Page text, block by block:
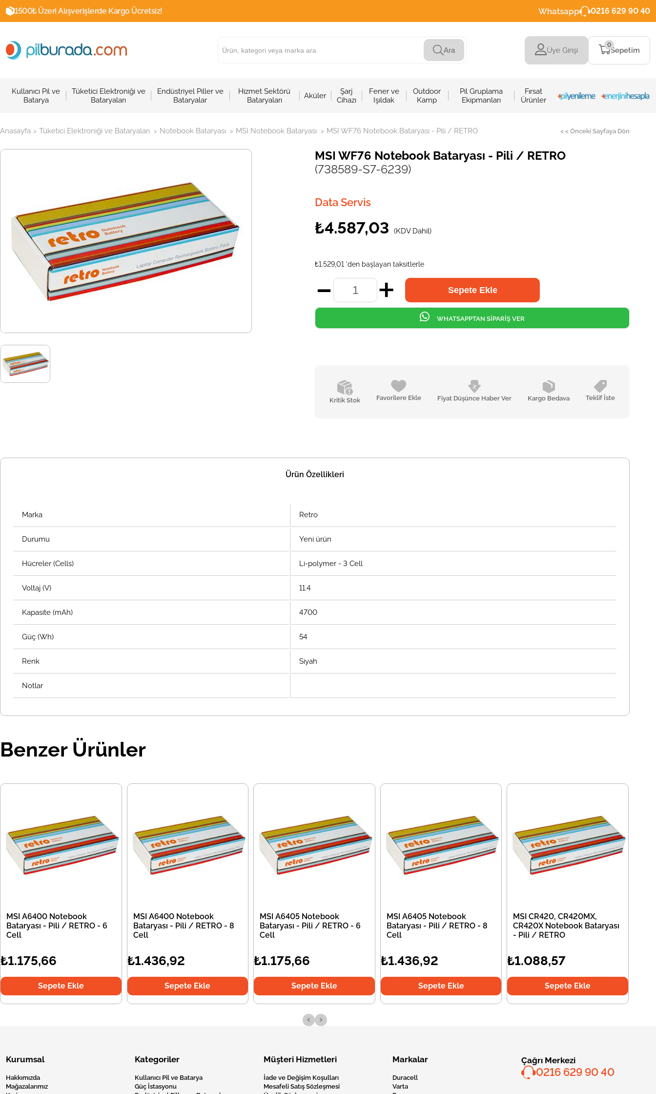
1500₺ Üzeri Alışverişlerde Kargo Ücretsiz! Whatsapp 0216 629 90 40
Ara Üye Girişi Sepetim
0
Kullanıcı Pil ve
Batarya
Tüketici Elektroniği ve
Bataryaları
Endüstriyel Piller ve
Bataryalar
Hizmet Sektörü
Bataryaları
Aküler
Şarj
Cihazı
Fener ve
Işıldak
Outdoor
Kamp
Pil Gruplama
Ekipmanları
Fırsat
Ürünler
Anasayfa > Tüketici Elektroniği ve Bataryaları > Notebook Bataryası > MSI Notebook Bataryası > MSI WF76 Notebook Bataryası - Pili / RETRO < < Önceki Sayfaya Dön
MSI WF76 Notebook Bataryası - Pili / RETRO
(738589-S7-6239)
Data Servis
₺4.587,03 (KDV Dahil)
₺1.529,01 'den başlayan taksitlerle
Kritik Stok Favorilere Ekle Fiyat Düşünce Haber Ver Kargo Bedava Teklif İste
WHATSAPPTAN SİPARİŞ VER
Ürün Özellikleri
Marka Retro
Durumu Yeni ürün
Hücreler (Cells) Li-polymer - 3 Cell
Voltaj (V) 11.4
Kapasite (mAh) 4700
Güç (Wh) 54
Renk Siyah
Notlar
Benzer Ürünler
MSI A6400 Notebook
Bataryası - Pili / RETRO - 6
Cell
₺1.175,66
Sepete Ekle
MSI A6400 Notebook
Bataryası - Pili / RETRO - 8
Cell
₺1.436,92
Sepete Ekle
MSI A6405 Notebook
Bataryası - Pili / RETRO - 6
Cell
₺1.175,66
Sepete Ekle
MSI A6405 Notebook
Bataryası - Pili / RETRO - 8
Cell
₺1.436,92
Sepete Ekle
MSI CR420, CR420MX,
CR420X Notebook Bataryası
- Pili / RETRO
₺1.088,57
Sepete Ekle
‹ ›
Kurumsal
Hakkımızda
Mağazalarımız
Kategoriler
Kullanıcı Pil ve Batarya
Güç İstasyonu
Müşteri Hizmetleri
İade ve Değişim Koşulları
Mesafeli Satış Sözleşmesi
Markalar
Duracell
Varta
Çağrı Merkezi
0216 629 90 40